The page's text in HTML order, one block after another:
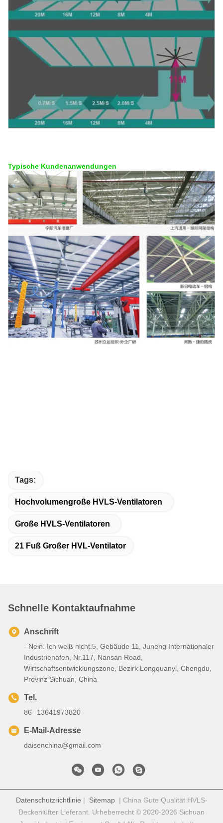
Typische Kundenanwendungen
Tags:
Hochvolumengroße HVLS-Ventilatoren
Große HVLS-Ventilatoren
21 Fuß Großer HVL-Ventilator
Schnelle Kontaktaufnahme
Anschrift
- Nein. Ich weiß nicht.5, Gebäude 11, Juneng Internationaler
Industriehafen, Nr.117, Nansan Road,
Wirtschaftsentwicklungszone, Bezirk Longquanyi, Chengdu,
Provinz Sichuan, China
Tel.
86--13641973820
E-Mail-Adresse
daisenchina@gmail.com
Datenschutzrichtlinie | Sitemap| China Gute Qualität HVLS-
Deckenlüfter Lieferant. Urheberrecht © 2020-2026 Sichuan